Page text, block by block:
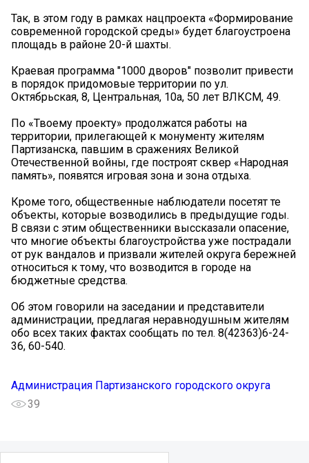
Так, в этом году в рамках нацпроекта «Формирование
современной городской среды» будет благоустроена
площадь в районе 20-й шахты.
Краевая программа "1000 дворов" позволит привести
в порядок придомовые территории по ул.
Октябрьская, 8, Центральная, 10а, 50 лет ВЛКСМ, 49.
По «Твоему проекту» продолжатся работы на
территории, прилегающей к монументу жителям
Партизанска, павшим в сражениях Великой
Отечественной войны, где построят сквер «Народная
память», появятся игровая зона и зона отдыха.
Кроме того, общественные наблюдатели посетят те
объекты, которые возводились в предыдущие годы.
В связи с этим общественники выссказали опасение,
что многие объекты благоустройства уже пострадали
от рук вандалов и призвали жителей округа бережней
относиться к тому, что возводится в городе на
бюджетные средства.
Об этом говорили на заседании и представители
администрации, предлагая неравнодушным жителям
обо всех таких фактах сообщать по тел. 8(42363)6-24-
36, 60-540.
Администрация Партизанского городского округа
39